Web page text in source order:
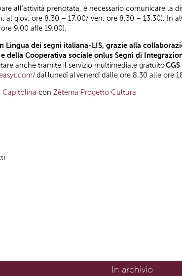
all’attività prenotata, è necessario comunicare la
al giov. ore 8.30 – 17.00/ ven. ore 8.30 – 13.30). In
9.00 alle 19.00).
Lingua dei segni italiana-LIS, grazie alla
della Cooperativa sociale onlus Segni di
anche tramite il servizio multimediale gratuito
dal lunedì al venerdì dalle ore 8.30 alle ore
Capitolina con Zètema Progetto Cultura
In archivio